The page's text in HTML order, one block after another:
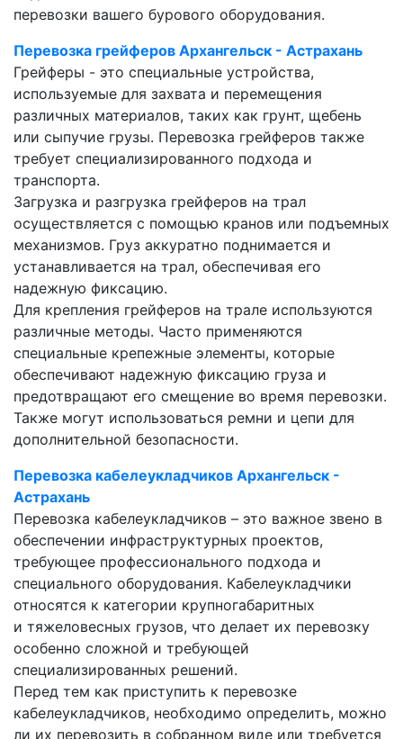
перевозки вашего бурового оборудования.
Перевозка грейферов Архангельск - Астрахань
Грейферы - это специальные устройства,
используемые для захвата и перемещения
различных материалов, таких как грунт, щебень
или сыпучие грузы. Перевозка грейферов также
требует специализированного подхода и
транспорта.
Загрузка и разгрузка грейферов на трал
осуществляется с помощью кранов или подъемных
механизмов. Груз аккуратно поднимается и
устанавливается на трал, обеспечивая его
надежную фиксацию.
Для крепления грейферов на трале используются
различные методы. Часто применяются
специальные крепежные элементы, которые
обеспечивают надежную фиксацию груза и
предотвращают его смещение во время перевозки.
Также могут использоваться ремни и цепи для
дополнительной безопасности.
Перевозка кабелеукладчиков Архангельск -
Астрахань
Перевозка кабелеукладчиков – это важное звено в
обеспечении инфраструктурных проектов,
требующее профессионального подхода и
специального оборудования. Кабелеукладчики
относятся к категории крупногабаритных
и тяжеловесных грузов, что делает их перевозку
особенно сложной и требующей
специализированных решений.
Перед тем как приступить к перевозке
кабелеукладчиков, необходимо определить, можно
ли их перевозить в собранном виде или требуется